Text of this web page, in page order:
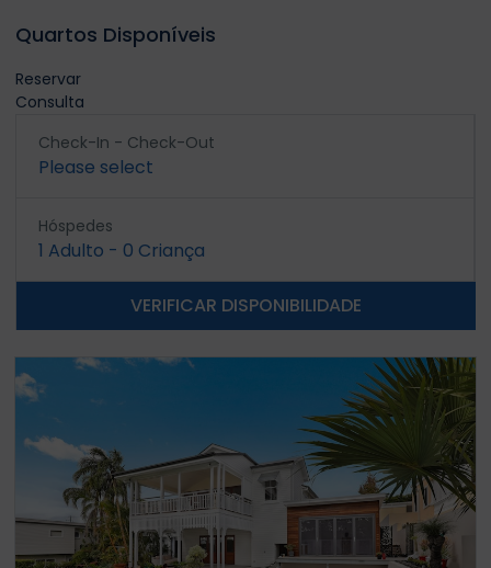
Quartos Disponíveis
Reservar
Consulta
Check-In - Check-Out
Please select
Hóspedes
1 Adulto - 0 Criança
VERIFICAR DISPONIBILIDADE